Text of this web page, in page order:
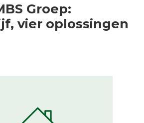
Groep:
​​​​​​​vier oplossingen